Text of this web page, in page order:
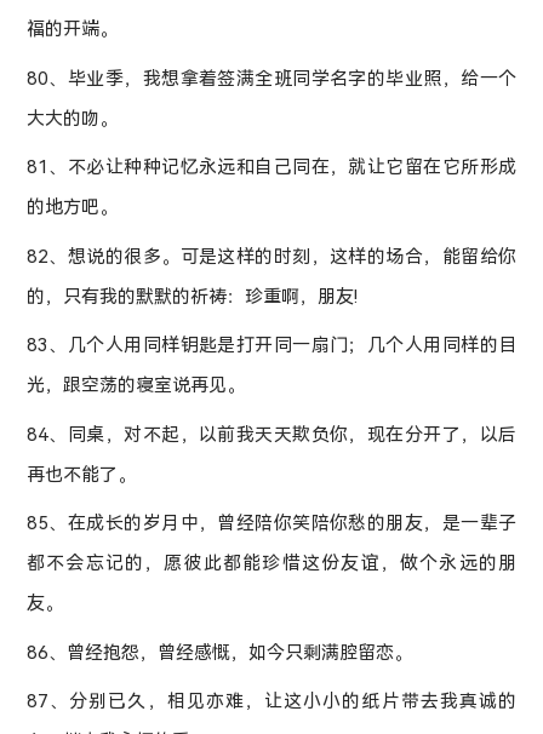
福的开端。
80、毕业季，我想拿着签满全班同学名字的毕业照，给一个
大大的吻。
81、不必让种种记忆永远和自己同在，就让它留在它所形成
的地方吧。
82、想说的很多。可是这样的时刻，这样的场合，能留给你
的，只有我的默默的祈祷：珍重啊，朋友!
83、几个人用同样钥匙是打开同一扇门；几个人用同样的目
光，跟空荡的寝室说再见。
84、同桌，对不起，以前我天天欺负你，现在分开了，以后
再也不能了。
85、在成长的岁月中，曾经陪你笑陪你愁的朋友，是一辈子
都不会忘记的，愿彼此都能珍惜这份友谊，做个永远的朋
友。
86、曾经抱怨，曾经感慨，如今只剩满腔留恋。
87、分别已久，相见亦难，让这小小的纸片带去我真诚的